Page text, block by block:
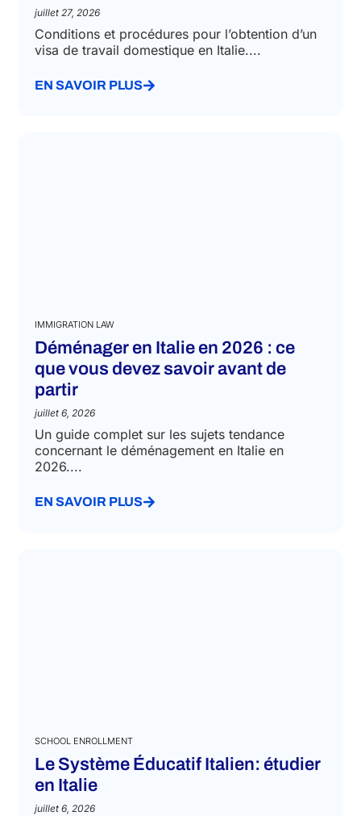
juillet 27, 2026
Conditions et procédures pour l’obtention d’un
visa de travail domestique en Italie....
EN SAVOIR PLUS
IMMIGRATION LAW
Déménager en Italie en 2026 : ce
que vous devez savoir avant de
partir
juillet 6, 2026
Un guide complet sur les sujets tendance
concernant le déménagement en Italie en
2026....
EN SAVOIR PLUS
SCHOOL ENROLLMENT
Le Système Éducatif Italien: étudier
en Italie
juillet 6, 2026